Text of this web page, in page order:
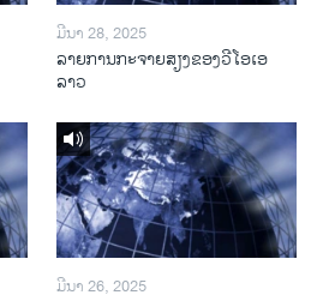
ມີນາ 28, 2025
ລາຍການກະຈາຍສຽງຂອງວີໂອເອ
ລາວ
ມີນາ 26, 2025